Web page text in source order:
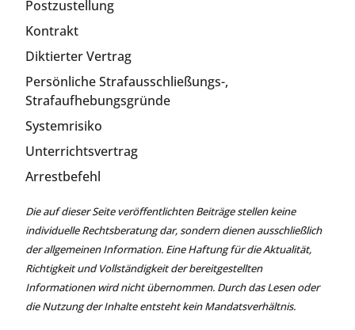
Postzustellung
Kontrakt
Diktierter Vertrag
Persönliche Strafausschließungs-,
Strafaufhebungsgründe
Systemrisiko
Unterrichtsvertrag
Arrestbefehl
Die auf dieser Seite veröffentlichten Beiträge stellen keine
individuelle Rechtsberatung dar, sondern dienen ausschließlich
der allgemeinen Information. Eine Haftung für die Aktualität,
Richtigkeit und Vollständigkeit der bereitgestellten
Informationen wird nicht übernommen. Durch das Lesen oder
die Nutzung der Inhalte entsteht kein Mandatsverhältnis.